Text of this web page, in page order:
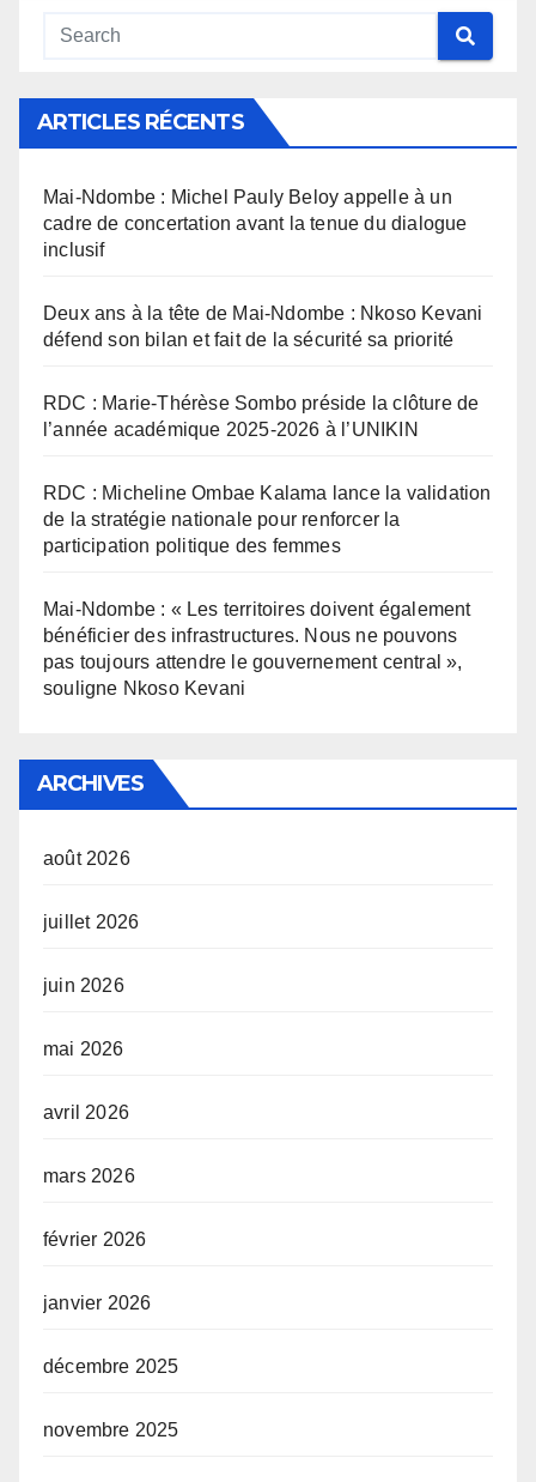
ARTICLES RÉCENTS
Mai-Ndombe : Michel Pauly Beloy appelle à un
cadre de concertation avant la tenue du dialogue
inclusif
Deux ans à la tête de Mai-Ndombe : Nkoso Kevani
défend son bilan et fait de la sécurité sa priorité
RDC : Marie-Thérèse Sombo préside la clôture de
l’année académique 2025-2026 à l’UNIKIN
RDC : Micheline Ombae Kalama lance la validation
de la stratégie nationale pour renforcer la
participation politique des femmes
Mai-Ndombe : « Les territoires doivent également
bénéficier des infrastructures. Nous ne pouvons
pas toujours attendre le gouvernement central »,
souligne Nkoso Kevani
ARCHIVES
août 2026
juillet 2026
juin 2026
mai 2026
avril 2026
mars 2026
février 2026
janvier 2026
décembre 2025
novembre 2025